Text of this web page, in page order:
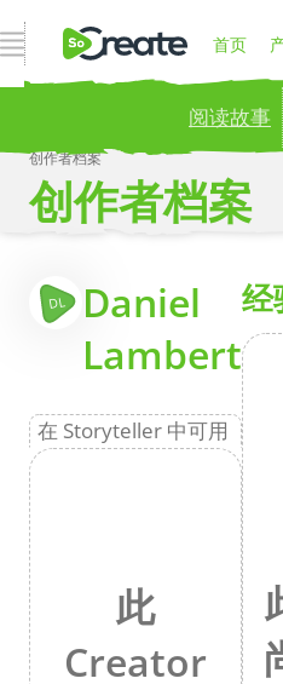
打开导航 首页
博客
阅读故事
Publish your stories to
now!
创作者档案
创作者档案
DL
Daniel
Lambert
在 Storyteller 中可用
更
此
Creator
经